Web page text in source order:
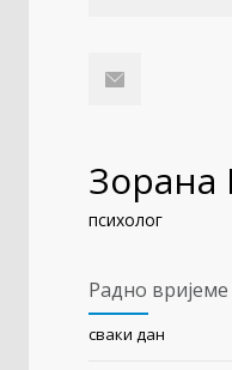
Зорана
психолог
Радно вријеме
сваки дан